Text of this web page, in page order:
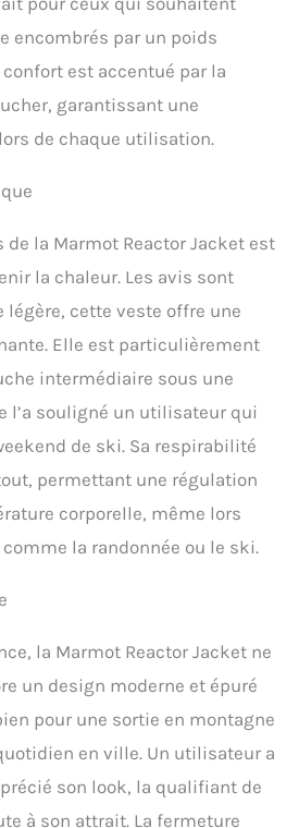
encombrés par un poids
est accentué par la
garantissant une
de chaque utilisation.
de la Marmot Reactor Jacket est
la chaleur. Les avis sont
légère, cette veste offre une
Elle est particulièrement
intermédiaire sous une
l’a souligné un utilisateur qui
de ski. Sa respirabilité
permettant une régulation
corporelle, même lors
la randonnée ou le ski.
la Marmot Reactor Jacket ne
un design moderne et épuré
pour une sortie en montagne
en ville. Un utilisateur a
son look, la qualifiant de
à son attrait. La fermeture